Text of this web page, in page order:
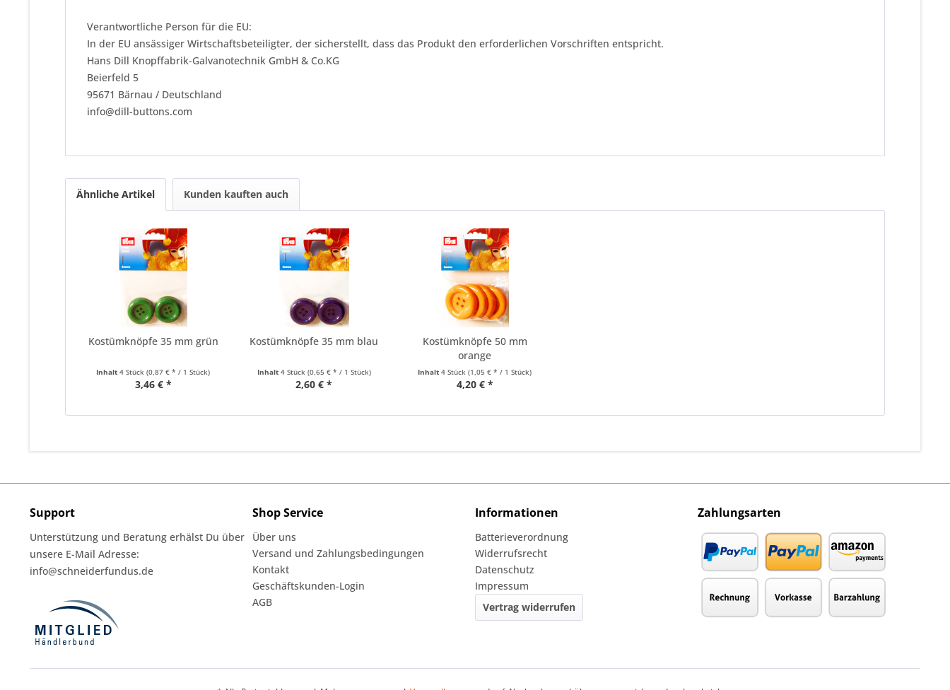
Verantwortliche Person für die EU:
In der EU ansässiger Wirtschaftsbeteiligter, der sicherstellt, dass das Produkt den erforderlichen Vorschriften entspricht.
Hans Dill Knopffabrik-Galvanotechnik GmbH & Co.KG
Beierfeld 5
95671 Bärnau / Deutschland
info@dill-buttons.com
Ähnliche Artikel Kunden kauften auch
Kostümknöpfe 35 mm grün
Inhalt4 Stück(0,87 € * / 1 Stück)
3,46 € *
Kostümknöpfe 35 mm blau
Inhalt 4 Stück (0,65 € * / 1 Stück)
2,60 € *
Kostümknöpfe 50 mm
orange
Inhalt4 Stück(1,05 € * / 1 Stück)
4,20 € *
Support
Unterstützung und Beratung erhälst Du über
unsere E-Mail Adresse:
info@schneiderfundus.de
Shop Service
Über uns
Versand und Zahlungsbedingungen
Kontakt
Geschäftskunden-Login
AGB
Informationen
Batterieverordnung
Widerrufsrecht
Datenschutz
Impressum
Vertrag widerrufen
Zahlungsarten